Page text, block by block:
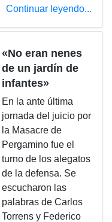
Continuar leyendo...
«No eran nenes
de un jardín de
infantes»
En la ante última
jornada del juicio por
la Masacre de
Pergamino fue el
turno de los alegatos
de la defensa. Se
escucharon las
palabras de Carlos
Torrens y Federico